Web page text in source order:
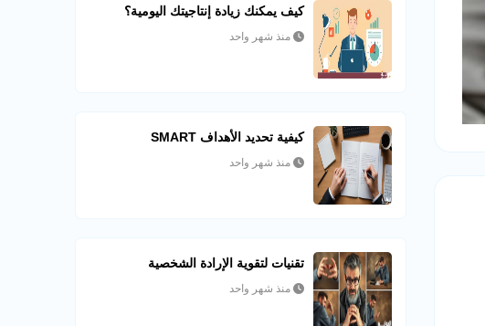
كيف يمكنك زيادة إنتاجيتك اليومية؟
منذ شهر واحد
كيفية تحديد الأهداف SMART
منذ شهر واحد
تقنيات لتقوية الإرادة الشخصية
منذ شهر واحد